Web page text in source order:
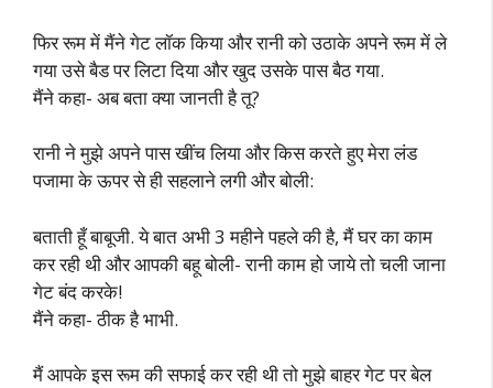
फिर रूम में मैंने गेट लॉक किया और रानी को उठाके अपने रूम में ले
गया उसे बैड पर लिटा दिया और खुद उसके पास बैठ गया.
मैंने कहा- अब बता क्या जानती है तू?
रानी ने मुझे अपने पास खींच लिया और किस करते हुए मेरा लंड
पजामा के ऊपर से ही सहलाने लगी और बोली:
बताती हूँ बाबूजी. ये बात अभी 3 महीने पहले की है, मैं घर का काम
कर रही थी और आपकी बहू बोली- रानी काम हो जाये तो चली जाना
गेट बंद करके!
मैंने कहा- ठीक है भाभी.
मैं आपके इस रूम की सफाई कर रही थी तो मुझे बाहर गेट पर बेल